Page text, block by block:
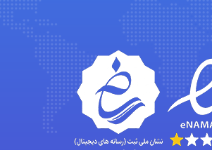
Arshiaaihsra
ABOALFZAL ZAREI
nima5534